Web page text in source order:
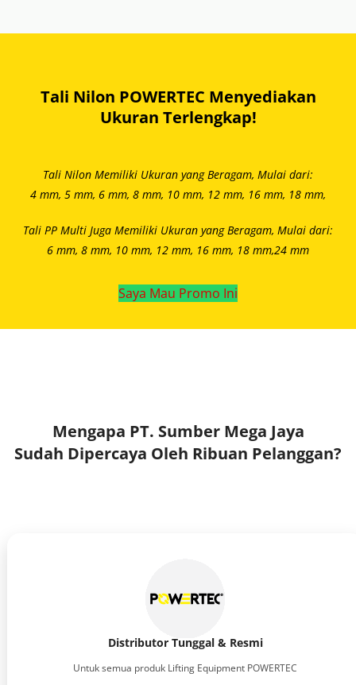
Tali Nilon POWERTEC Menyediakan
Ukuran Terlengkap!
Tali Nilon Memiliki Ukuran yang Beragam, Mulai dari:
4 mm, 5 mm, 6 mm, 8 mm, 10 mm, 12 mm, 16 mm, 18 mm,
Tali PP Multi Juga Memiliki Ukuran yang Beragam, Mulai dari:
6 mm, 8 mm, 10 mm, 12 mm, 16 mm, 18 mm,24 mm
Saya Mau Promo Ini
Mengapa PT. Sumber Mega Jaya
Sudah Dipercaya Oleh Ribuan Pelanggan?
Distributor Tunggal & Resmi
Untuk semua produk Lifting Equipment POWERTEC